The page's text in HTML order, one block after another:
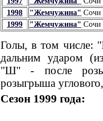
1998
"Жемчужина" Сочи
1999
"Жемчужина" Сочи
Голы, в том числе:
дальним ударом
"Ш" - после
розыгрыша
Сезон 1999 года: